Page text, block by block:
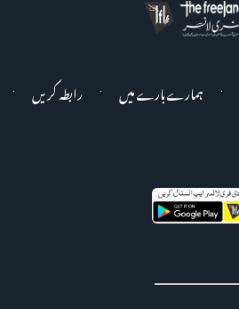
ہمارے بارے میں
رابطہ کریں